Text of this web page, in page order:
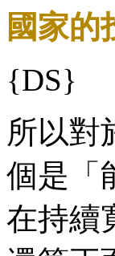
國家的
{DS}
所以對
個是「
在持續